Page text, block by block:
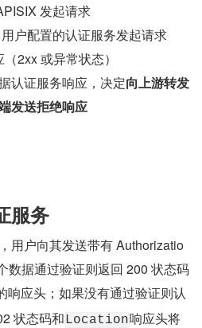
发起请求
户配置的认证服务发起请求
2xx 或异常状态）
认证服务响应，决定向上游转发
发送拒绝响应
服务
用户向其发送带有 Authorizatio
数据通过验证则返回 200 状态码
响应头；如果没有通过验证则认
状态码和Location响应头将